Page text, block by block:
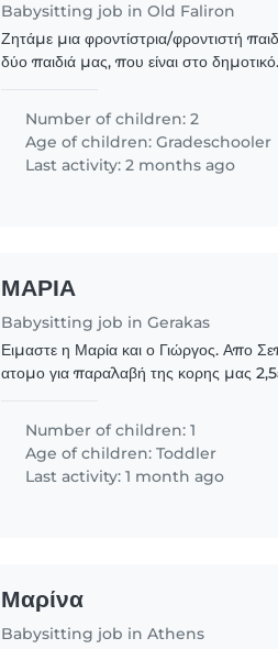
Babysitting job in Old Faliron
Ζητάμε μια φροντίστρια/φροντιστή
δύο παιδιά μας, που είναι στο
Number of children: 2
Age of children:Gradeschooler
Last activity: 2 months ago
ΜΑΡΙΑ
Babysitting job in Gerakas
Ειμαστε η Μαρία και ο Γιώργος. Απο
ατομο για παραλαβή της κορης μας
διαθεσιμότητα..
Number of children: 1
Age of children:Toddler
Last activity: 1 month ago
Μαρίνα
Babysitting job in Athens